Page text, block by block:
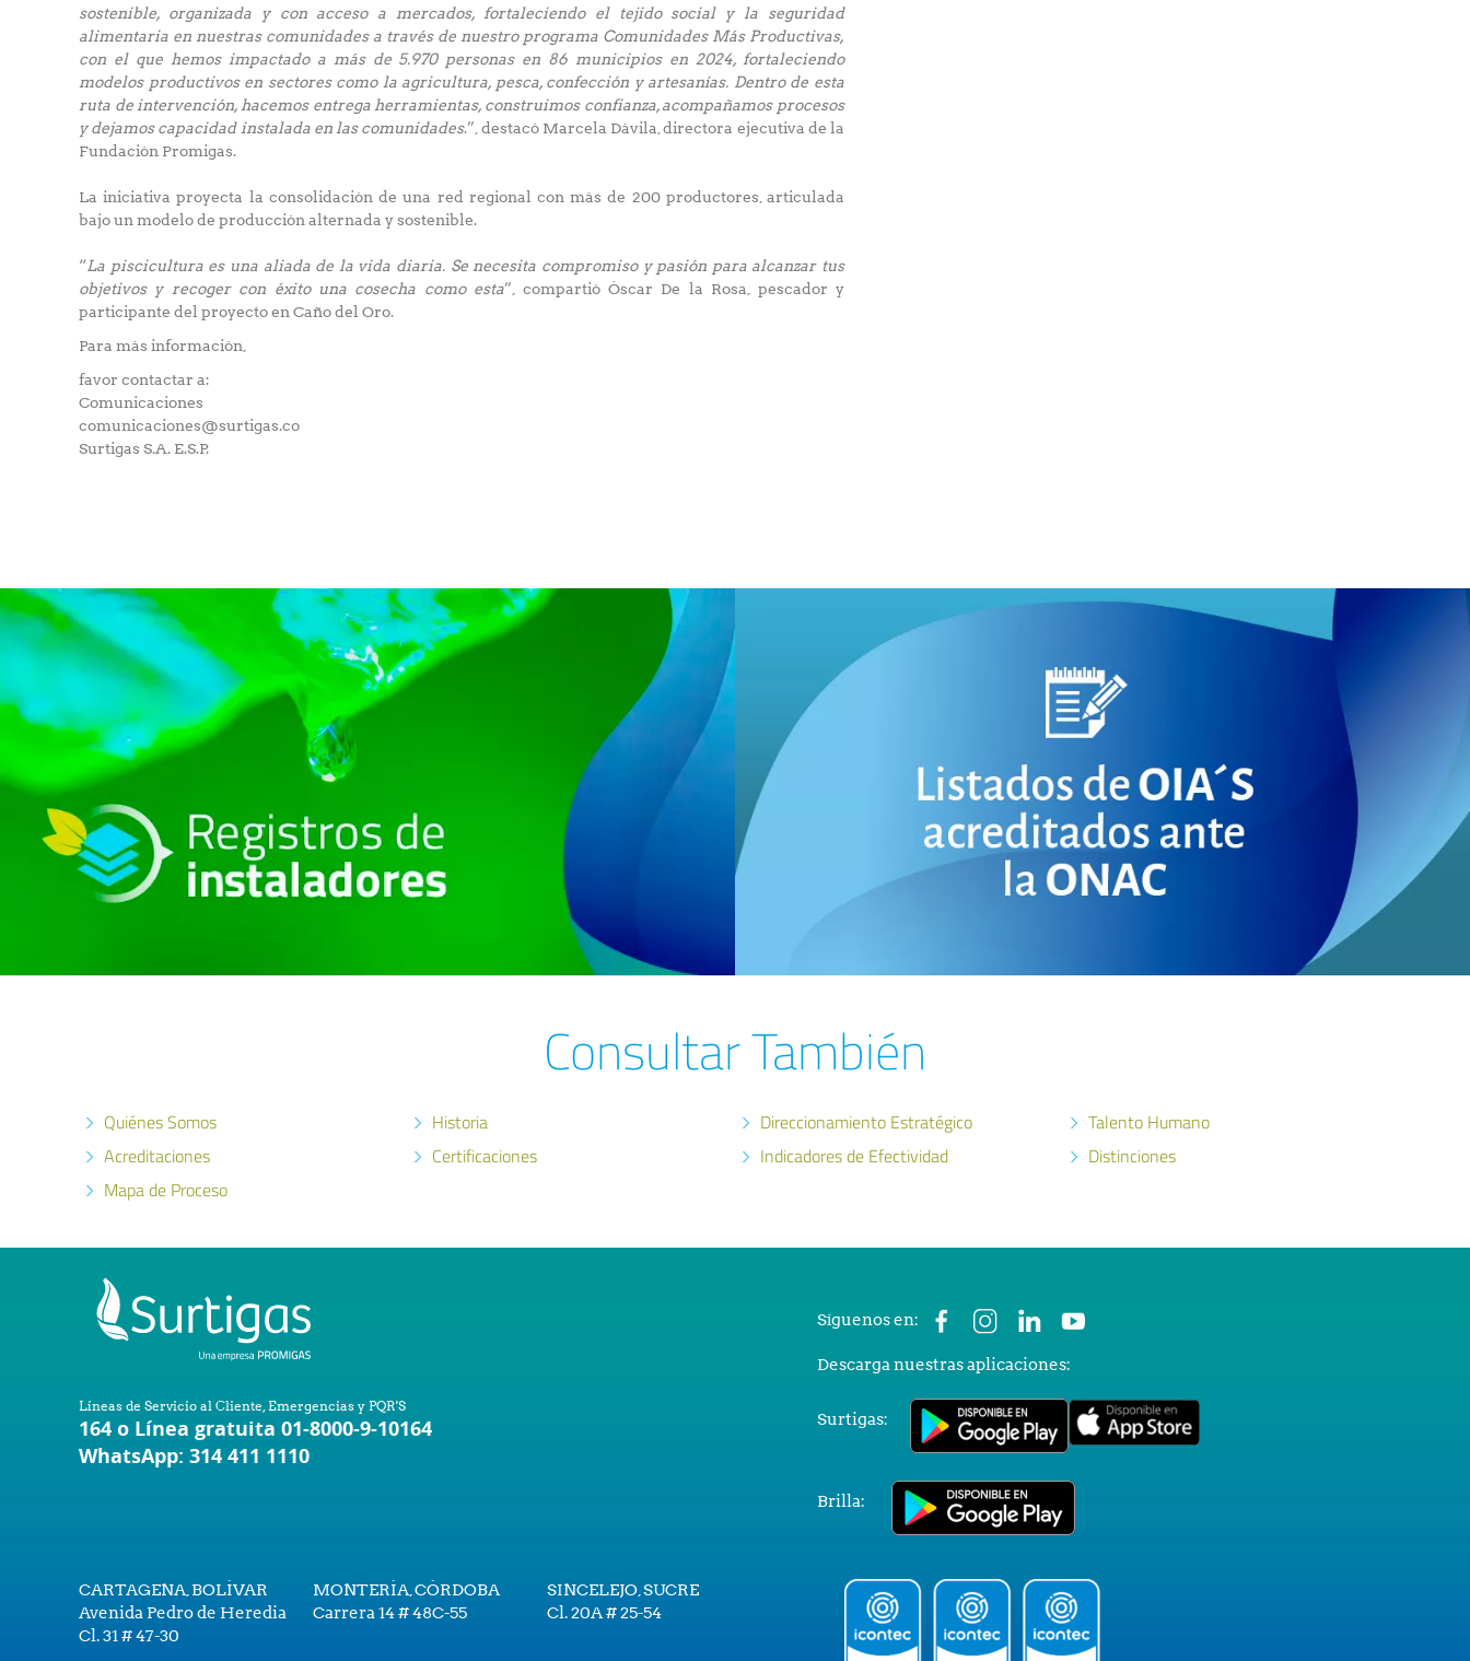
sostenible, organizada y con acceso a mercados, fortaleciendo el tejido social y la seguridad
alimentaria en nuestras comunidades a través de nuestro programa Comunidades Más Productivas,
con el que hemos impactado a más de 5.970 personas en 86 municipios en 2024, fortaleciendo
modelos productivos en sectores como la agricultura, pesca, confección y artesanías. Dentro de esta
ruta de intervención, hacemos entrega herramientas, construimos confianza, acompañamos procesos
y dejamos capacidad instalada en las comunidades.”, destacó Marcela Dávila, directora ejecutiva de la
Fundación Promigas.
La iniciativa proyecta la consolidación de una red regional con más de 200 productores, articulada
bajo un modelo de producción alternada y sostenible.
“La piscicultura es una aliada de la vida diaria. Se necesita compromiso y pasión para alcanzar tus
objetivos y recoger con éxito una cosecha como esta”, compartió Óscar De la Rosa, pescador y
participante del proyecto en Caño del Oro.
Para más información,
favor contactar a:
Comunicaciones
comunicaciones@surtigas.co
Surtigas S.A. E.S.P.
Consultar También
Quiénes Somos
Acreditaciones
Mapa de Proceso
Historia
Certificaciones
Direccionamiento Estratégico
Indicadores de Efectividad
Talento Humano
Distinciones
Líneas de Servicio al Cliente, Emergencias y PQR'S
164 o Línea gratuita 01-8000-9-10164
WhatsApp: 314 411 1110
Síguenos en:
Descarga nuestras aplicaciones:
Surtigas:
Brilla:
CARTAGENA, BOLÍVAR
Avenida Pedro de Heredia
Cl. 31 # 47-30
MONTERÍA, CÓRDOBA
Carrera 14 # 48C-55
SINCELEJO, SUCRE
Cl. 20A # 25-54